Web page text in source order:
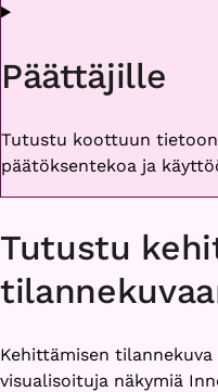
Päättäjille
Tutustu koottuun
päätöksentekoa ja
Tutustu
Kehittämisen
visualisoituja näkymiä